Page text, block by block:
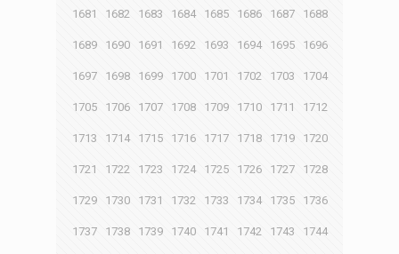
1681 1682 1683 1684 1685 1686 1687 1688
1689 1690 1691 1692 1693 1694 1695 1696
1697 1698 1699 1700 1701 1702 1703 1704
1705 1706 1707 1708 1709 1710 1711 1712
1713 1714 1715 1716 1717 1718 1719 1720
1721 1722 1723 1724 1725 1726 1727 1728
1729 1730 1731 1732 1733 1734 1735 1736
1737 1738 1739 1740 1741 1742 1743 1744